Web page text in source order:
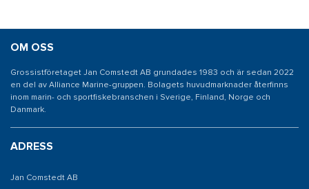
OM OSS
Grossistföretaget Jan Comstedt AB grundades 1983 och är sedan 2022
en del av Alliance Marine-gruppen. Bolagets huvudmarknader återfinns
inom marin- och sportfiskebranschen i Sverige, Finland, Norge och
Danmark.
ADRESS
Jan Comstedt AB